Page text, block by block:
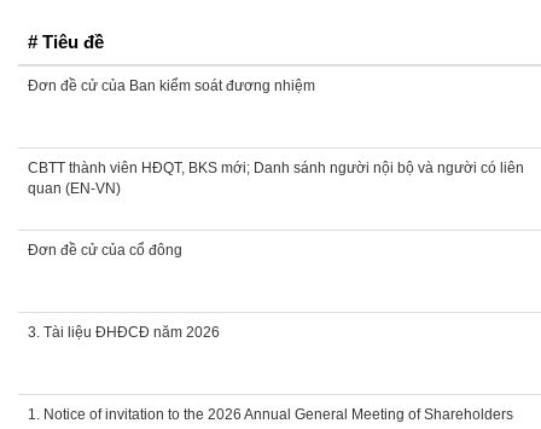
# Tiêu đề
Đơn đề cử của Ban kiểm soát đương nhiệm
CBTT thành viên HĐQT, BKS mới; Danh sánh người nội bộ và người có liên
quan (EN-VN)
Đơn đề cử của cổ đông
3. Tài liệu ĐHĐCĐ năm 2026
1. Notice of invitation to the 2026 Annual General Meeting of Shareholders